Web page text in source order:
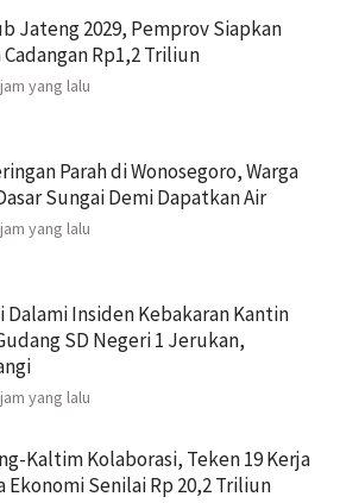
Jateng 2029, Pemprov Siapkan
Cadangan Rp1,2 Triliun
yang lalu
Parah di Wonosegoro, Warga
Sungai Demi Dapatkan Air
yang lalu
Dalami Insiden Kebakaran Kantin
SD Negeri 1 Jerukan,
yang lalu
Kaltim Kolaborasi, Teken 19 Kerja
Ekonomi Senilai Rp 20,2 Triliun